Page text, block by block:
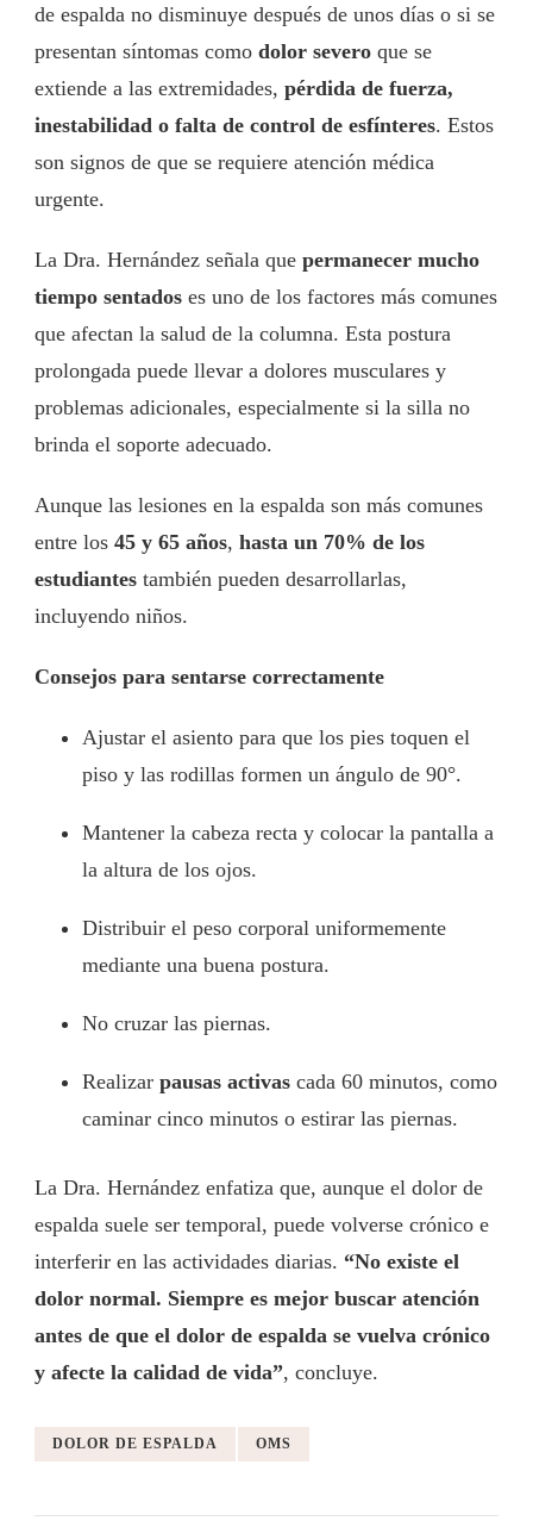
de espalda no disminuye después de unos días o si se
presentan síntomas como dolor severo que se
extiende a las extremidades, pérdida de fuerza,
inestabilidad o falta de control de esfínteres. Estos
son signos de que se requiere atención médica
urgente.
La Dra. Hernández señala que permanecer mucho
tiempo sentados es uno de los factores más comunes
que afectan la salud de la columna. Esta postura
prolongada puede llevar a dolores musculares y
problemas adicionales, especialmente si la silla no
brinda el soporte adecuado.
Aunque las lesiones en la espalda son más comunes
entre los 45 y 65 años, hasta un 70% de los
estudiantes también pueden desarrollarlas,
incluyendo niños.
Consejos para sentarse correctamente
Ajustar el asiento para que los pies toquen el
piso y las rodillas formen un ángulo de 90°.
Mantener la cabeza recta y colocar la pantalla a
la altura de los ojos.
Distribuir el peso corporal uniformemente
mediante una buena postura.
No cruzar las piernas.
Realizar pausas activas cada 60 minutos, como
caminar cinco minutos o estirar las piernas.
La Dra. Hernández enfatiza que, aunque el dolor de
espalda suele ser temporal, puede volverse crónico e
interferir en las actividades diarias. “No existe el
dolor normal. Siempre es mejor buscar atención
antes de que el dolor de espalda se vuelva crónico
y afecte la calidad de vida”, concluye.
DOLOR DE ESPALDA OMS